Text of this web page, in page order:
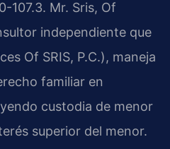
107.3. Mr. Sris, Of
independiente que
Of SRIS, P.C.), maneja
familiar en
custodia de menor
superior del menor.